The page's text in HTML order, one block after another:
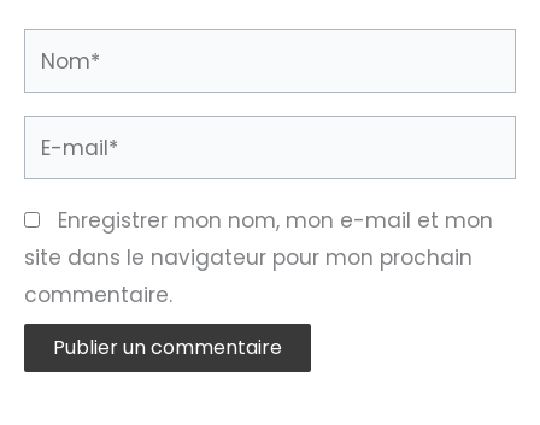
Enregistrer mon nom, mon e-mail et mon
site dans le navigateur pour mon prochain
commentaire.